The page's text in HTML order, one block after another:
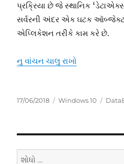
પ્રક્રિયા છે જે સ્થાનિક
સર્વરની અંદર એક ઘટક ઑબ્જેક્ટ
એપ્લિકેશન તરીકે કામ કરે છે.
“DataExchangeHost.exe
નુ વાંચન ચાલુ રાખો
પોસ્ટ
17/06/2018 કેટેગરીઓ
Windows 10 ટૅગ્સ
માટે